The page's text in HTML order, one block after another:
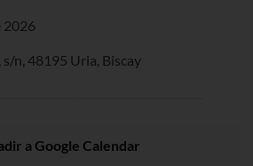
2026
s/n, 48195 Uria, Biscay
a Google Calendar